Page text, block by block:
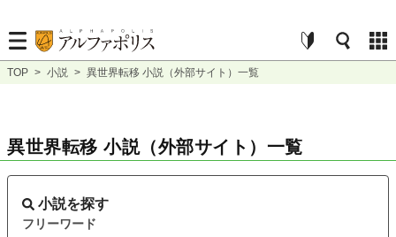
TOP > 小説 > 異世界転移 小説（外部サイト）一覧
異世界転移 小説（外部サイト）一覧
小説を探す
フリーワード